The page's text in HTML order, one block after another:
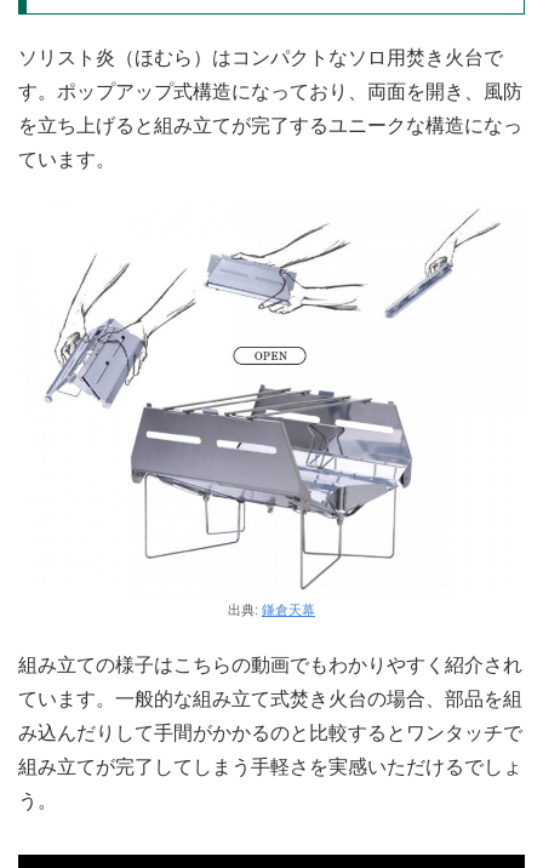
ソリスト炎（ほむら）はコンパクトなソロ用焚き火台で
す。ポップアップ式構造になっており、両面を開き、風防
を立ち上げると組み立てが完了するユニークな構造になっ
ています。
出典: 鎌倉天幕
組み立ての様子はこちらの動画でもわかりやすく紹介され
ています。一般的な組み立て式焚き火台の場合、部品を組
み込んだりして手間がかかるのと比較するとワンタッチで
組み立てが完了してしまう手軽さを実感いただけるでしょ
う。